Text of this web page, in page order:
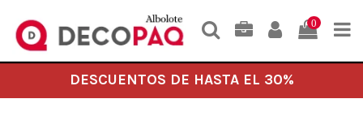
0
DESCUENTOS DE HASTA EL 30%